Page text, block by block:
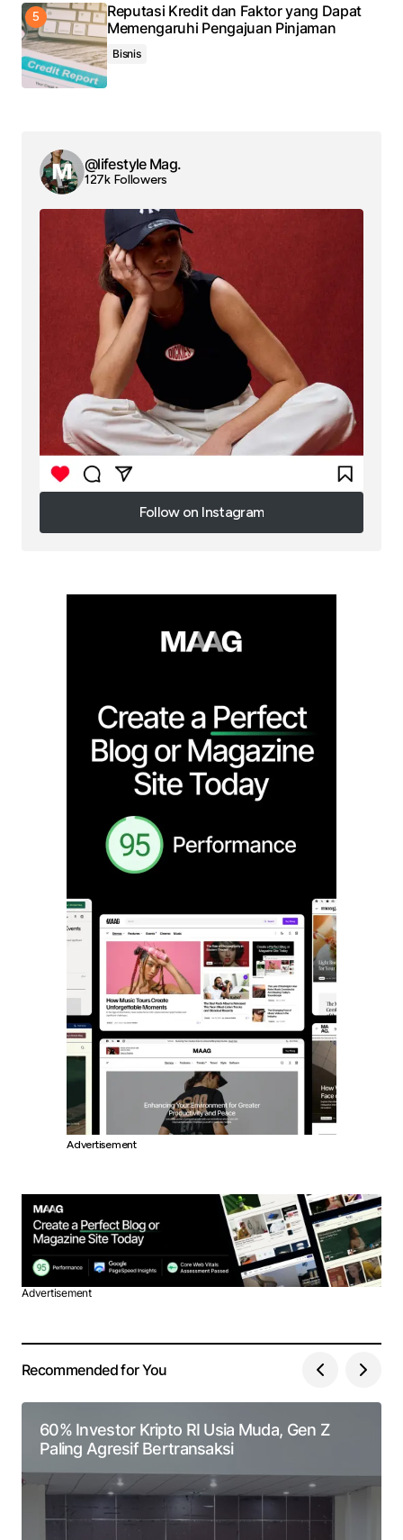
Reputasi Kredit dan Faktor yang Dapat
Memengaruhi Pengajuan Pinjaman
Bisnis
@lifestyle Mag.
127k Followers
Follow on Instagram
Follow on Instagram
Advertisement
Advertisement
Recommended for You
60% Investor Kripto RI Usia Muda, Gen Z
Paling Agresif Bertransaksi